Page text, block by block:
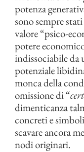
potenza
sono sempre
valore “psico-
potere
indissociabile da
potenziale
monca della
omissione di “
dimenticanza
concreti e
scavare ancora
nodi originari.